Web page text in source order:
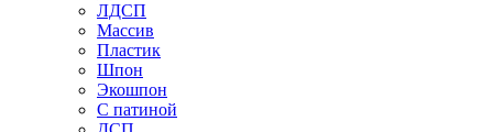
ЛДСП
Массив
Пластик
Шпон
Экошпон
С патиной